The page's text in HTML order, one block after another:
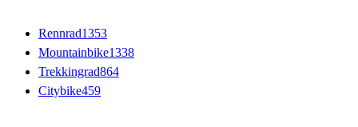
Rennrad1353
Mountainbike1338
Trekkingrad864
Citybike459